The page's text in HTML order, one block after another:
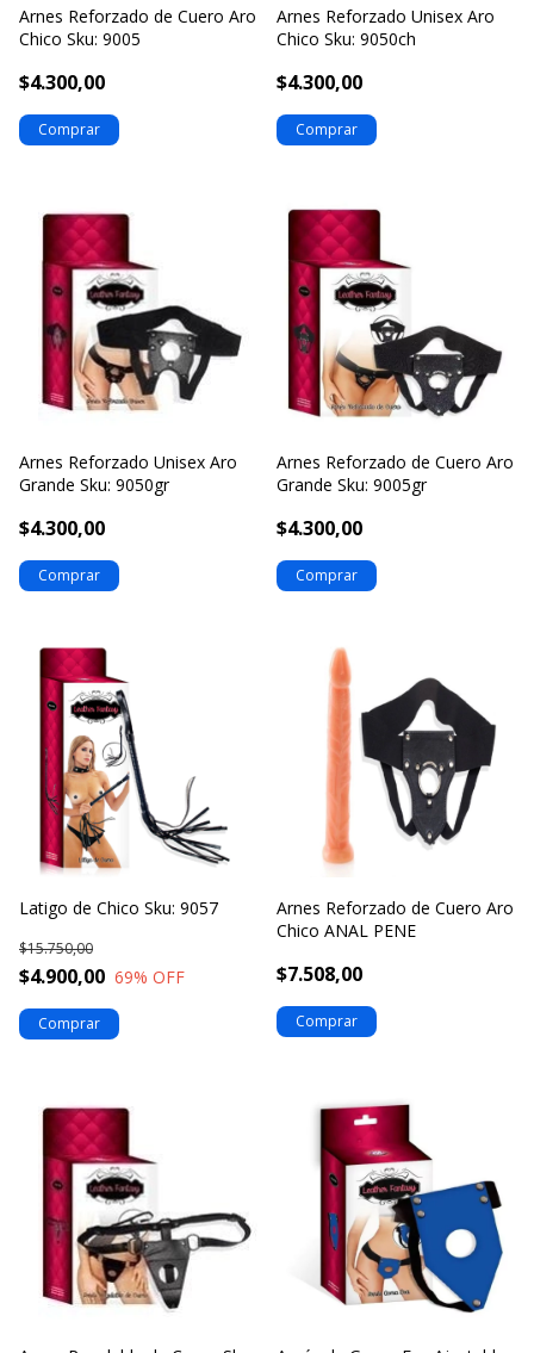
Arnes Reforzado de Cuero Aro
Chico Sku: 9005
$4.300,00
Arnes Reforzado Unisex Aro
Chico Sku: 9050ch
$4.300,00
Arnes Reforzado Unisex Aro
Grande Sku: 9050gr
$4.300,00
Arnes Reforzado de Cuero Aro
Grande Sku: 9005gr
$4.300,00
Latigo de Chico Sku: 9057
$4.900,00
$15.750,00
69% OFF
Arnes Reforzado de Cuero Aro
Chico ANAL PENE
$7.508,00